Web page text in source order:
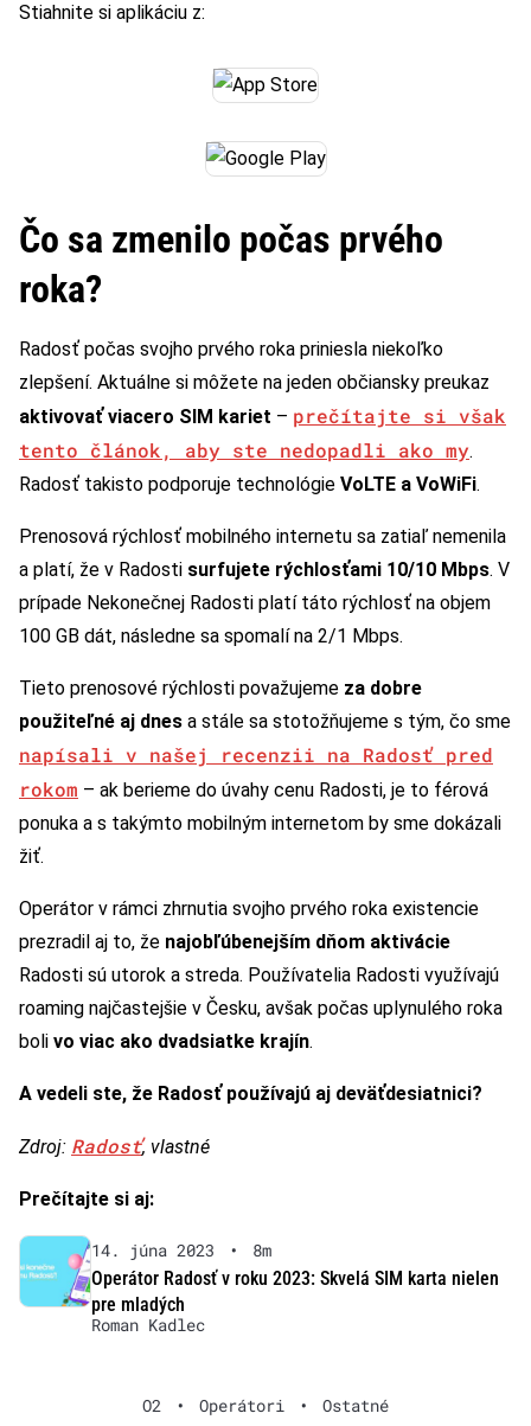
Stiahnite si aplikáciu z:
Čo sa zmenilo počas prvého
roka?
Radosť počas svojho prvého roka priniesla niekoľko
zlepšení. Aktuálne si môžete na jeden občiansky preukaz
aktivovať viacero SIM kariet – prečítajte si však
tento článok, aby ste nedopadli ako my.
Radosť takisto podporuje technológie VoLTE a VoWiFi.
Prenosová rýchlosť mobilného internetu sa zatiaľ nemenila
a platí, že v Radosti surfujete rýchlosťami 10/10 Mbps. V
prípade Nekonečnej Radosti platí táto rýchlosť na objem
100 GB dát, následne sa spomalí na 2/1 Mbps.
Tieto prenosové rýchlosti považujeme za dobre
použiteľné aj dnes a stále sa stotožňujeme s tým, čo sme
napísali v našej recenzii na Radosť pred
rokom – ak berieme do úvahy cenu Radosti, je to férová
ponuka a s takýmto mobilným internetom by sme dokázali
žiť.
Operátor v rámci zhrnutia svojho prvého roka existencie
prezradil aj to, že najobľúbenejším dňom aktivácie
Radosti sú utorok a streda. Používatelia Radosti využívajú
roaming najčastejšie v Česku, avšak počas uplynulého roka
boli vo viac ako dvadsiatke krajín.
A vedeli ste, že Radosť používajú aj deväťdesiatnici?
Zdroj: Radosť, vlastné
Prečítajte si aj:
14. júna 2023 •
8m
Operátor Radosť v roku 2023: Skvelá SIM karta nielen
pre mladých
Roman Kadlec
O2 • Operátori • Ostatné